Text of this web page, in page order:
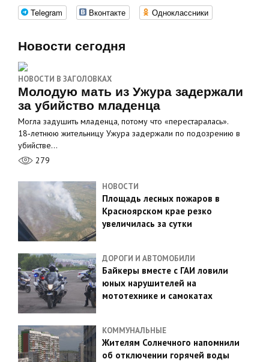
Telegram Вконтакте Одноклассники
Новости сегодня
НОВОСТИ В ЗАГОЛОВКАХ
Молодую мать из Ужура задержали
за убийство младенца
Могла задушить младенца, потому что «перестаралась».
18‑летнюю жительницу Ужура задержали по подозрению в
убийстве…
279
НОВОСТИ
Площадь лесных пожаров в
Красноярском крае резко
увеличилась за сутки
ДОРОГИ И АВТОМОБИЛИ
Байкеры вместе с ГАИ ловили
юных нарушителей на
мототехнике и самокатах
КОММУНАЛЬНЫЕ
Жителям Солнечного напомнили
об отключении горячей воды